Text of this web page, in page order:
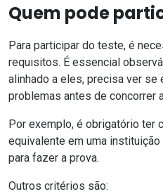
Quem pode
Para participar do teste, é
requisitos. É essencial
alinhado a eles, precisa ver
problemas antes de concorrer
Por exemplo, é obrigatório ter
equivalente em uma
para fazer a prova.
Outros critérios são: